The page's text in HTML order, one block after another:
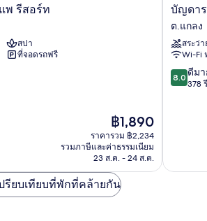
พ รีสอร์ท
สปา
ที่จอดรถฟรี
ราคา
ปัจจุบัน
คือ
฿1,890
฿1,890
ราคารวม ฿2,234
รวมภาษีและค่าธรรมเนียม
23 ส.ค. - 24 ส.ค.
บัญ
ดารา
ออน
ซี
ระยอง
(ชื่อ
เดิม
บัญดา
ต.แกลง
สระว่
Wi-Fi
8.0
จาก
8.0 ดีม
378
รียบเทียบที่พักที่คล้ายกัน